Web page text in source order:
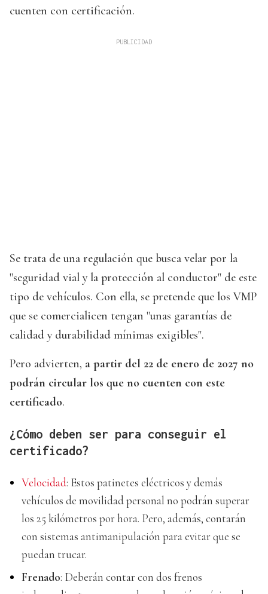
cuenten con certificación.
Se trata de una regulación que busca velar por la
"seguridad vial y la protección al conductor" de este
tipo de vehículos. Con ella, se pretende que los VMP
que se comercialicen tengan "unas garantías de
calidad y durabilidad mínimas exigibles".
Pero advierten, a partir del 22 de enero de 2027 no
podrán circular los que no cuenten con este
certificado.
¿Cómo deben ser para conseguir el
certificado?
Velocidad: Estos patinetes eléctricos y demás
vehículos de movilidad personal no podrán superar
los 25 kilómetros por hora. Pero, además, contarán
con sistemas antimanipulación para evitar que se
puedan trucar.
Frenado: Deberán contar con dos frenos